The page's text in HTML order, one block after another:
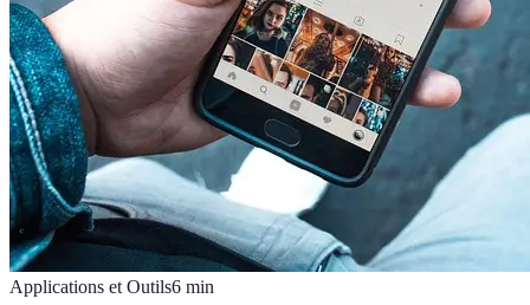
Applications et Outils6 min